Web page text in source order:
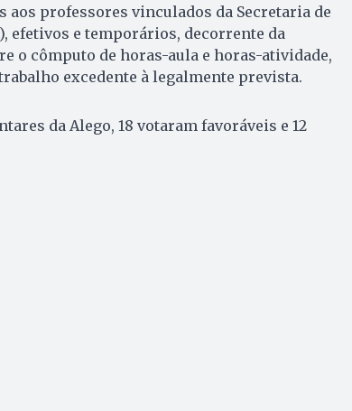
aos professores vinculados da Secretaria de
efetivos e temporários, decorrente da
o cômputo de horas-aula e horas-atividade,
excedente à legalmente prevista.
da Alego, 18 votaram favoráveis e 12